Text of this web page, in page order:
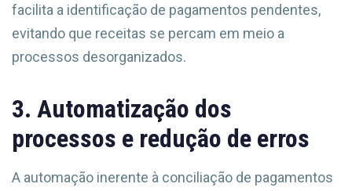
facilita a identificação de pagamentos pendentes,
evitando que receitas se percam em meio a
processos desorganizados.
3. Automatização dos
processos e redução de erros
A automação inerente à conciliação de pagamentos